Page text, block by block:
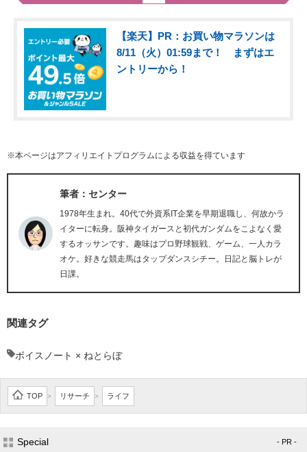
【楽天】PR：お買い物マラソンは
8/11（火）01:59まで！ まずはエ
ントリーから！
※本ページはアフィリエイトプログラムによる収益を得ています
筆者：センター
1978年生まれ。40代で外資系IT企業を早期退職し、何故かラ
イターに転身。阪神タイガースと初代ガンダムをこよなく愛
するオッサンです。趣味はプロ野球観戦、ゲーム、一人カラ
オケ。好きな競走馬はタップダンスシチー。日記と脳トレが
日課。
関連タグ
ボイスノート × ねとらぼ
TOP > リサーチ > ライフ
Special - PR -